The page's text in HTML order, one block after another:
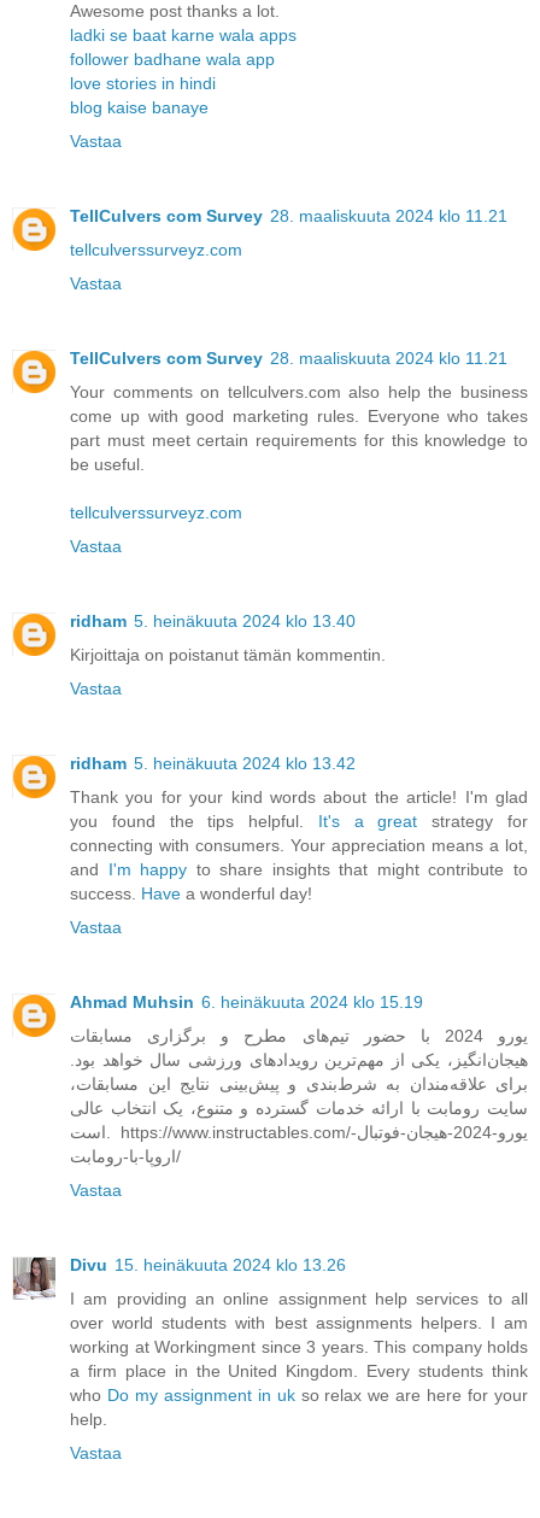
Awesome post thanks a lot.
ladki se baat karne wala apps
follower badhane wala app
love stories in hindi
blog kaise banaye
Vastaa
TellCulvers com Survey 28. maaliskuuta 2024 klo 11.21
tellculverssurveyz.com
Vastaa
TellCulvers com Survey 28. maaliskuuta 2024 klo 11.21
Your comments on tellculvers.com also help the business
come up with good marketing rules. Everyone who takes
part must meet certain requirements for this knowledge to
be useful.
tellculverssurveyz.com
Vastaa
ridham 5. heinäkuuta 2024 klo 13.40
Kirjoittaja on poistanut tämän kommentin.
Vastaa
ridham 5. heinäkuuta 2024 klo 13.42
Thank you for your kind words about the article! I'm glad
you found the tips helpful. It's a greatstrategy for
connecting with consumers. Your appreciation means a lot,
and I'm happy to share insights that might contribute to
success. Have a wonderful day!
Vastaa
Ahmad Muhsin 6. heinäkuuta 2024 klo 15.19
یورو 2024 با حضور تیم‌های مطرح و برگزاری مسابقات
هیجان‌انگیز، یکی از مهم‌ترین رویدادهای ورزشی سال خواهد بود.
برای علاقه‌مندان به شرط‌بندی و پیش‌بینی نتایج این مسابقات،
سایت رومابت با ارائه خدمات گسترده و متنوع، یک انتخاب عالی
است. https://www.instructables.com/یورو-2024-هیجان-فوتبال-
اروپا-با-رومابت/
Vastaa
Divu 15. heinäkuuta 2024 klo 13.26
I am providing an online assignment help services to all
over world students with best assignments helpers. I am
working at Workingment since 3 years. This company holds
a firm place in the United Kingdom. Every students think
who Do my assignment in ukso relax we are here for your
help.
Vastaa